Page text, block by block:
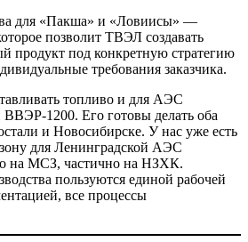
для «Пакша» и «Ловиисы» —
позволит ТВЭЛ создавать
продукт под конкретную стратегию
требования заказчика.
топливо и для АЭС
1200. Его готовы делать оба
и Новосибирске. У нас уже есть
для Ленинградской АЭС
на МСЗ, частично на НЗХК.
пользуются единой рабочей
все процессы